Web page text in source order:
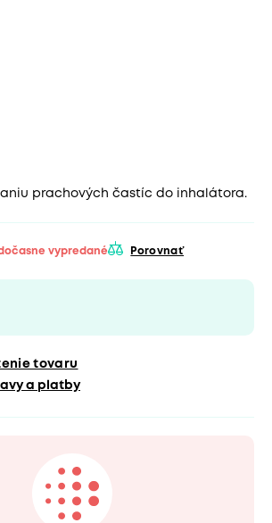
prachových častíc do inhalátora.
vypredané Porovnať
tovaru
a platby